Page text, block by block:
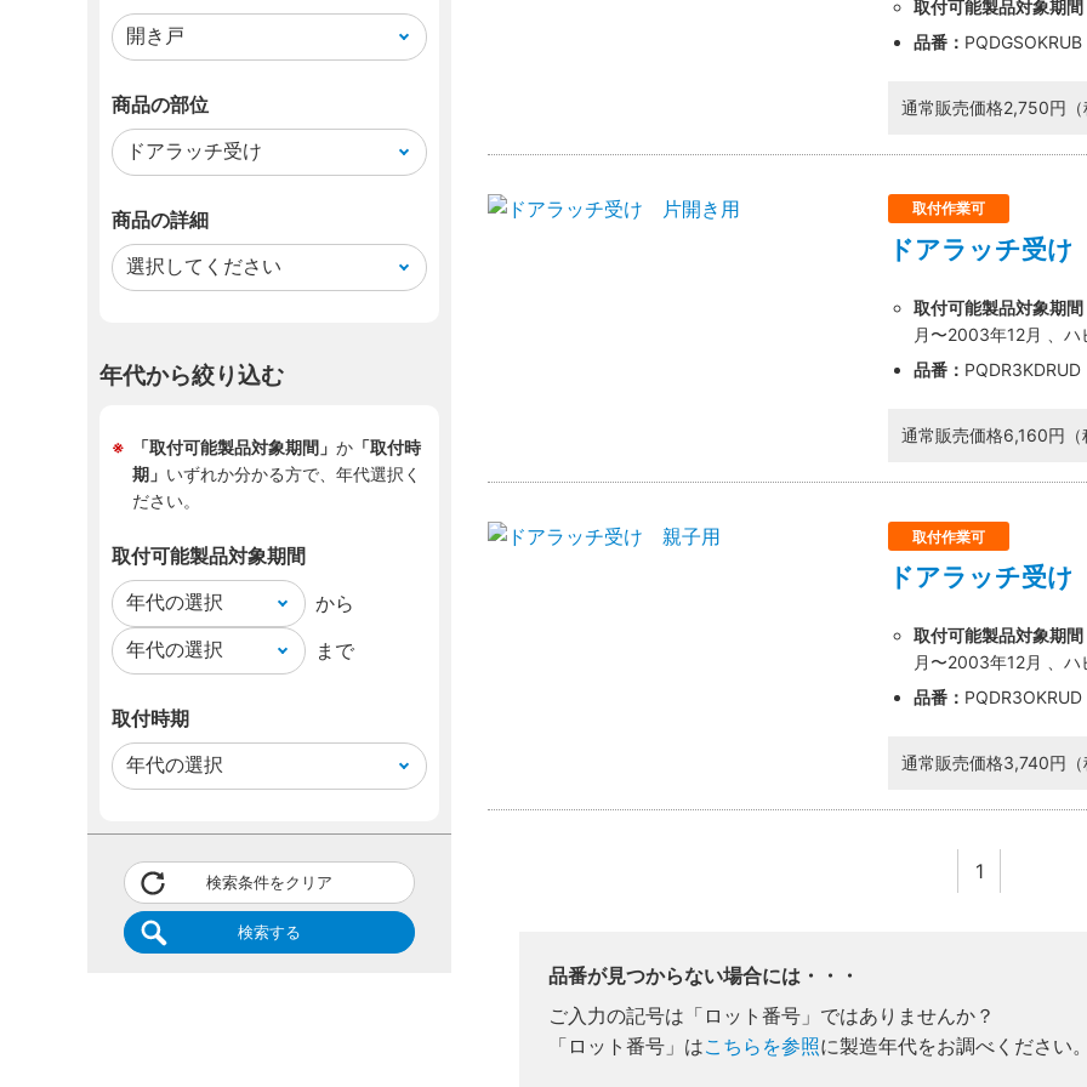
取付可能製品対象期間
品番： PQDGSOKRUB
通常販売価格2,750円（
取付作業可
ドアラッチ受
取付可能製品対象期間
月〜2003年12月 、
品番： PQDR3KDRUD
通常販売価格6,160円（
取付作業可
ドアラッチ受
取付可能製品対象期間
月〜2003年12月 、
品番： PQDR3OKRUD
通常販売価格3,740円（
1
品番が見つからない場合には・・・
ご入力の記号は「ロット番号」ではありませんか？
「ロット番号」はこちらを参照に製造年代をお調べください
商品の部位
商品の詳細
年代から絞り込む
「取付可能製品対象期間」 か「取付時
期」 いずれか分かる方で、年代選択く
ださい。
取付可能製品対象期間
から
まで
取付時期
検索条件をクリア
検索する
取付方法説明書や埋木などの同梱品が付属していない商品です。
同梱品が必要な場合は、「※業者様向け」と記載のない商品をご購入
い。